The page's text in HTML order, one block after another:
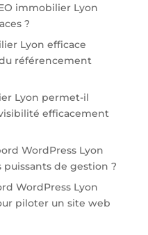
immobilier Lyon
?
Lyon efficace
référencement
Lyon permet-il
efficacement
WordPress Lyon
de gestion ?
WordPress Lyon
piloter un site web